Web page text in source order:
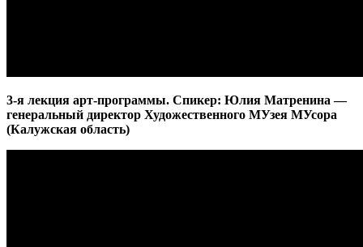
3-я лекция арт-программы. Спикер: Юлия Матренина —
генеральный директор Художественного МУзея МУсора
(Калужская область)